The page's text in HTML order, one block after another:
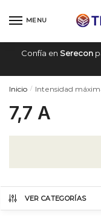
MENU
Confía en Serecon
Inicio / Intensidad
7,7 A
VER CATEGORÍAS